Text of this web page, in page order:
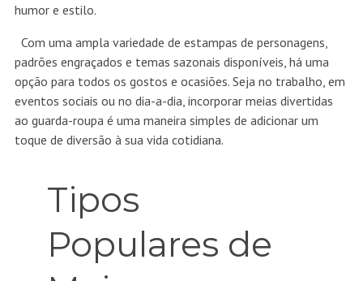
humor e estilo.
Com uma ampla variedade de estampas de personagens,
padrões engraçados e temas sazonais disponíveis, há uma
opção para todos os gostos e ocasiões. Seja no trabalho, em
eventos sociais ou no dia-a-dia, incorporar meias divertidas
ao guarda-roupa é uma maneira simples de adicionar um
toque de diversão à sua vida cotidiana.
Tipos
Populares de